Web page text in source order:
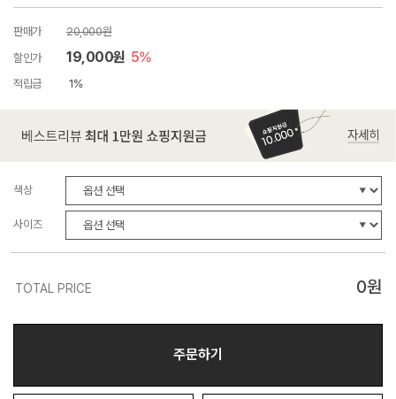
판매가
20,000원
할인가
19,000원 5%
적립금 1%
색상
사이즈
TOTAL PRICE 0원
주문하기